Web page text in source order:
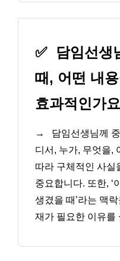
✅
담임선생
때, 어떤 내
효과적인가
→
담임선생님께
디서, 누가, 무엇을,
따라 구체적인 사실
중요합니다. 또한, ‘
생겼을 때’라는 맥
재가 필요한 이유를